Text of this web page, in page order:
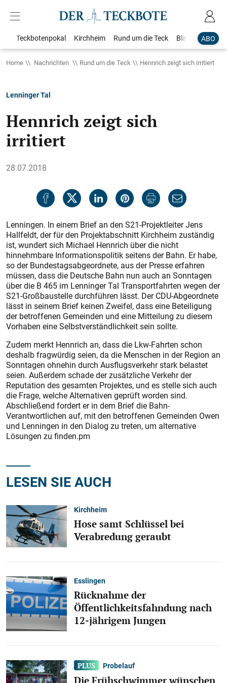
ABO
Teckbotenpokal Kirchheim Rund um die Teck Blaulicht
Home Nachrichten Rund um die Teck Hennrich zeigt sich irritiert
Lenninger Tal
Hennrich zeigt sich
irritiert
28.07.2018
Lenningen. In einem Brief an den S21-Projektleiter Jens
Hallfeldt, der für den Projektabschnitt Kirchheim zuständig
ist, wundert sich Michael Hennrich über die nicht
hinnehmbare Informationspolitik seitens der Bahn. Er habe,
so der Bundestagsabgeordnete, aus der Presse erfahren
müssen, dass die Deutsche Bahn nun auch an Sonntagen
über die B 465 im Lenninger Tal Transportfahrten wegen der
S21-Großbaustelle durchführen lässt. Der CDU-Abgeordnete
lässt in seinem Brief keinen Zweifel, dass eine Beteiligung
der betroffenen Gemeinden und eine Mitteilung zu diesem
Vorhaben eine Selbstverständlichkeit sein sollte.
Zudem merkt Hennrich an, dass die Lkw-Fahrten schon
deshalb fragwürdig seien, da die Menschen in der Region an
Sonntagen ohnehin durch Ausflugsverkehr stark belastet
seien. Außerdem schade der zusätzliche Verkehr der
Reputation des gesamten Projektes, und es stelle sich auch
die Frage, welche Alternativen geprüft worden sind.
Abschließend fordert er in dem Brief die Bahn-
Verantwortlichen auf, mit den betroffenen Gemeinden Owen
und Lenningen in den Dialog zu treten, um alternative
Lösungen zu finden.pm
LESEN SIE AUCH
Kirchheim
Hose samt Schlüssel bei
Verabredung geraubt
Esslingen
Rücknahme der
Öffentlichkeitsfahndung nach
12-jährigem Jungen
Probelauf